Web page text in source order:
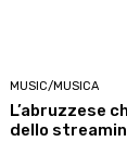
MUSIC/MUSICA
L’abruzzese
dello